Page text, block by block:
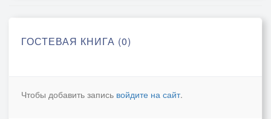
ГОСТЕВАЯ КНИГА (0)
Чтобы добавить запись войдите на сайт.